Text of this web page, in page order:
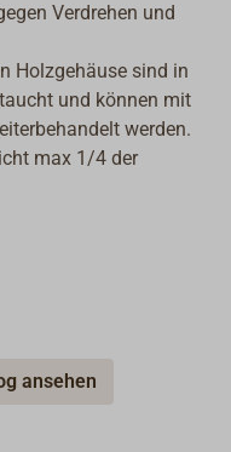
Verdrehen und
Holzgehäuse sind in
und können mit
werden.
max 1/4 der
ansehen